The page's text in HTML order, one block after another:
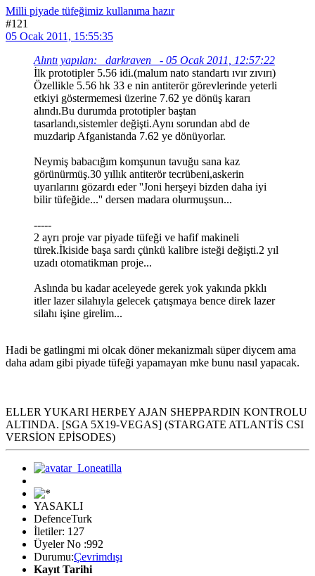
Milli piyade tüfeğimiz kullanıma hazır
#121
05 Ocak 2011, 15:55:35
Alıntı yapılan: _darkraven_ - 05 Ocak 2011, 12:57:22
İlk prototipler 5.56 idi.(malum nato standartı ıvır zıvırı)
Özellikle 5.56 hk 33 e nin antiterör görevlerinde yeterli
etkiyi göstermemesi üzerine 7.62 ye dönüş kararı
alındı.Bu durumda prototipler baştan
tasarlandı,sistemler değişti.Aynı sorundan abd de
muzdarip Afganistanda 7.62 ye dönüyorlar.
Neymiş babacığım komşunun tavuğu sana kaz
görünürmüş.30 yıllık antiterör tecrübeni,askerin
uyarılarını gözardı eder ''Joni herşeyi bizden daha iyi
bilir tüfeğide...'' dersen madara olurmuşsun...
-----
2 ayrı proje var piyade tüfeği ve hafif makineli
türek.İkiside başa sardı çünkü kalibre isteği değişti.2 yıl
uzadı otomatikman proje...
Aslında bu kadar aceleyede gerek yok yakında pkklı
itler lazer silahıyla gelecek çatışmaya bence direk lazer
silahı işine girelim...
Hadi be gatlingmi mi olcak döner mekanizmalı süper diycem ama
daha adam gibi piyade tüfeği yapamayan mke bunu nasıl yapacak.
ELLER YUKARI HERÞEY AJAN SHEPPARDIN KONTROLU
ALTINDA. [SGA 5X19-VEGAS] (STARGATE ATLANTİS CSI
VERSİON EPİSODES)
YASAKLI
DefenceTurk
İletiler: 127
Üyeler No :992
Durumu:Çevrimdışı
Kayıt Tarihi